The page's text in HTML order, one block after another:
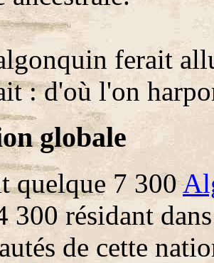
ferait
: d'où l'on
globale
quelque 7 300
300 résidant
de cette